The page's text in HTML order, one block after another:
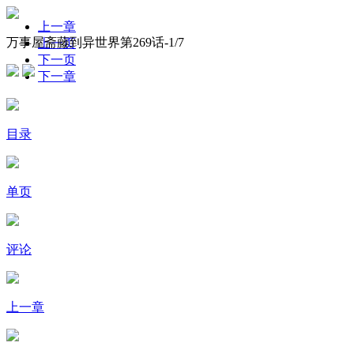
万事屋斋藤到异世界第269话-1/7
上一章
上一页
下一页
下一章
目录
单页
评论
上一章